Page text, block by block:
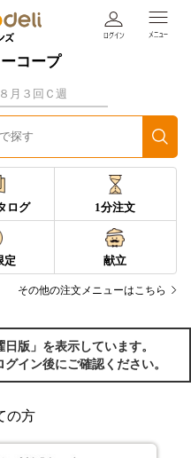
コープ
８月３回Ｃ週
ログ 1分注文
定 献立
その他の注文メニューはこちら
版」を表示しています。
イン後にご確認ください。
の方